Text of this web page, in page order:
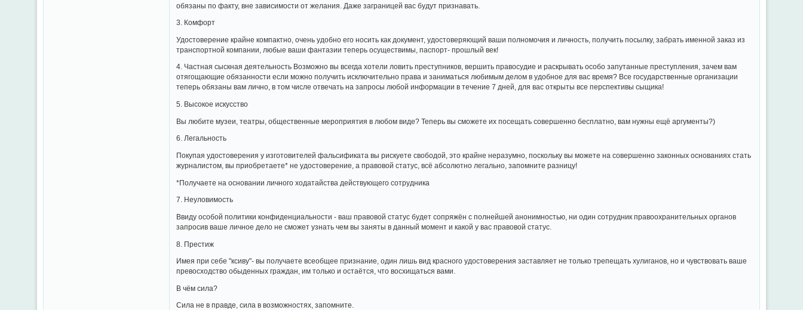
обязаны по факту, вне зависимости от желания. Даже заграницей вас будут признавать.
3. Комфорт
Удостоверение крайне компактно, очень удобно его носить как документ, удостоверяющий ваши полномочия и личность, получить посылку, забрать именной заказ из
транспортной компании, любые ваши фантазии теперь осуществимы, паспорт- прошлый век!
4. Частная сыскная деятельность Возможно вы всегда хотели ловить преступников, вершить правосудие и раскрывать особо запутанные преступления, зачем вам
отягощающие обязанности если можно получить исключительно права и заниматься любимым делом в удобное для вас время? Все государственные организации
теперь обязаны вам лично, в том числе отвечать на запросы любой информации в течение 7 дней, для вас открыты все перспективы сыщика!
5. Высокое искусство
Вы любите музеи, театры, общественные мероприятия в любом виде? Теперь вы сможете их посещать совершенно бесплатно, вам нужны ещё аргументы?)
6. Легальность
Покупая удостоверения у изготовителей фальсификата вы рискуете свободой, это крайне неразумно, поскольку вы можете на совершенно законных основаниях стать
журналистом, вы приобретаете* не удостоверение, а правовой статус, всё абсолютно легально, запомните разницу!
*Получаете на основании личного ходатайства действующего сотрудника
7. Неуловимость
Ввиду особой политики конфиденциальности - ваш правовой статус будет сопряжён с полнейшей анонимностью, ни один сотрудник правоохранительных органов
запросив ваше личное дело не сможет узнать чем вы заняты в данный момент и какой у вас правовой статус.
8. Престиж
Имея при себе "ксиву"- вы получаете всеобщее признание, один лишь вид красного удостоверения заставляет не только трепещать хулиганов, но и чувствовать ваше
превосходство обыденных граждан, им только и остаётся, что восхищаться вами.
В чём сила?
Сила не в правде, сила в возможностях, запомните.